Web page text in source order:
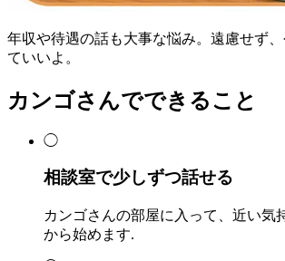
年収や待遇の話も大事な悩み。遠慮せず
ていいよ。
カンゴさんでできること
◯
相談室で少しずつ話せる
カンゴさんの部屋に入って、近い気
から始めます.